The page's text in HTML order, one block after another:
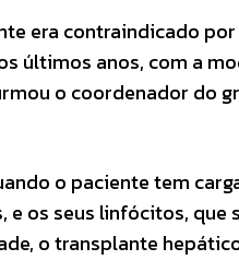
era contraindicado
últimos anos, com a
o coordenador do
o paciente tem
e os seus linfócitos,
o transplante